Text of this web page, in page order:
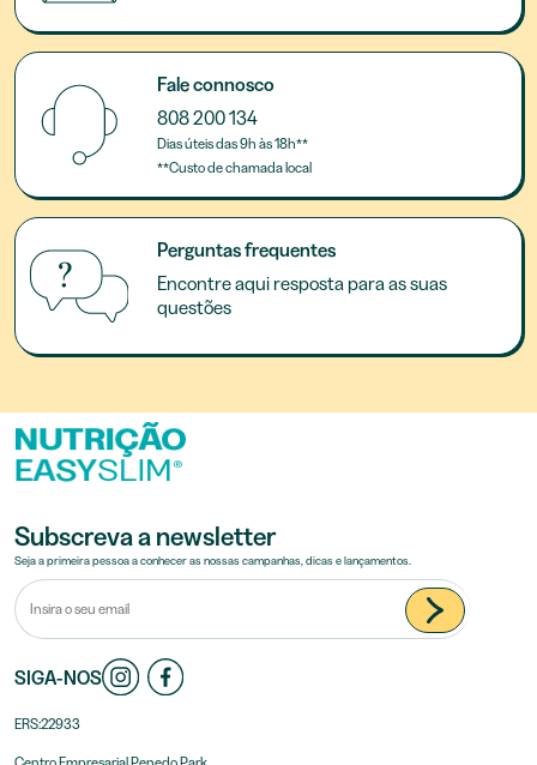
Fale connosco
808 200 134
Dias úteis das 9h às 18h**
**Custo de chamada local
Perguntas frequentes
Encontre aqui resposta para as suas
questões
Subscreva a newsletter
Seja a primeira pessoa a conhecer as nossas campanhas, dicas e lançamentos.
SIGA-NOS
ERS:22933